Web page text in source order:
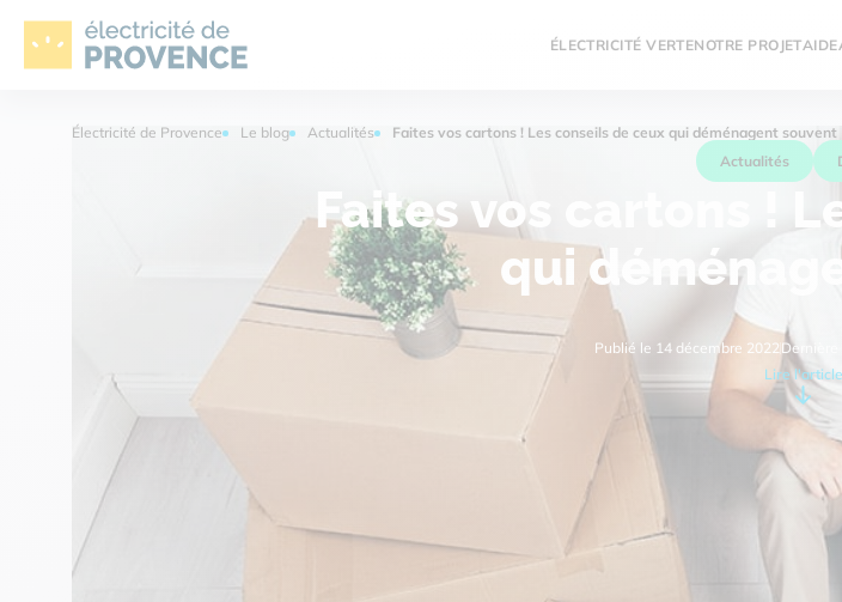
ÉLECTRICITÉ VERTENOTRE PROJETAIDE
Électricité de Provence Le blog Actualités
Faites vos cartons ! Les conseils de ceux qui déménagent souvent
Actualités
Faites vos cartons !
qui
Publié le 14 décembre 2022
Lire l'article